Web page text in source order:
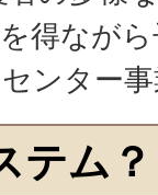
得なが
ンター
テム？